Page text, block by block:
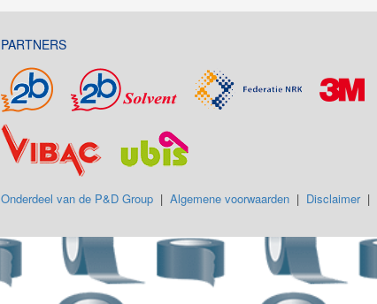
PARTNERS
Onderdeel van de P&D Group| Algemene voorwaarden| Disclaimer|